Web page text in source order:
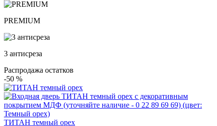
PREMIUM
3 антисреза
Распродажа остатков
-50 %
ТИТАН темный орех